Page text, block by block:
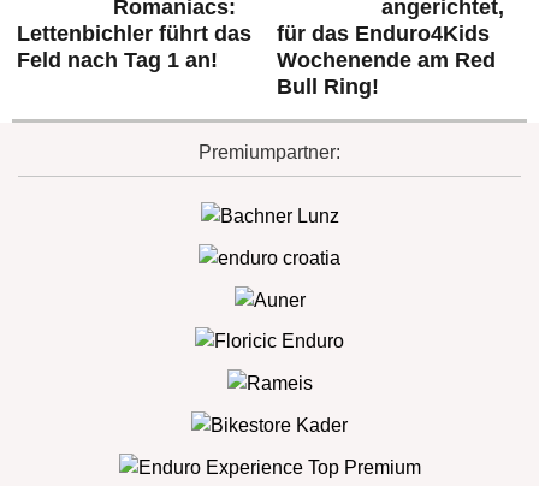
Romaniacs:
Lettenbichler führt das
Feld nach Tag 1 an!
angerichtet,
für das Enduro4Kids
Wochenende am Red
Bull Ring!
Premiumpartner: